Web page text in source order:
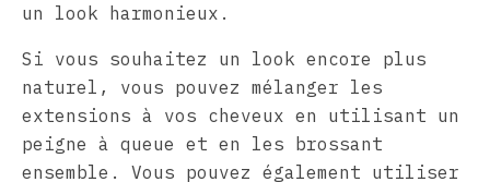
un look harmonieux.
Si vous souhaitez un look encore plus
naturel, vous pouvez mélanger les
extensions à vos cheveux en utilisant un
peigne à queue et en les brossant
ensemble. Vous pouvez également utiliser